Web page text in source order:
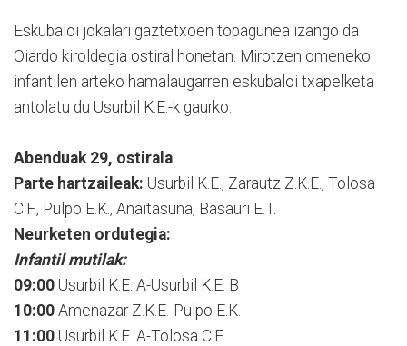
Eskubaloi jokalari gaztetxoen topagunea izango da
Oiardo kiroldegia ostiral honetan. Mirotzen omeneko
infantilen arteko hamalaugarren eskubaloi txapelketa
antolatu du Usurbil K.E.-k gaurko:
Abenduak 29, ostirala
Parte hartzaileak: Usurbil K.E., Zarautz Z.K.E., Tolosa
C.F., Pulpo E.K., Anaitasuna, Basauri E.T.
Neurketen ordutegia:
Infantil mutilak:
09:00 Usurbil K.E. A-Usurbil K.E. B
10:00 Amenazar Z.K.E.-Pulpo E.K.
11:00 Usurbil K.E. A-Tolosa C.F.